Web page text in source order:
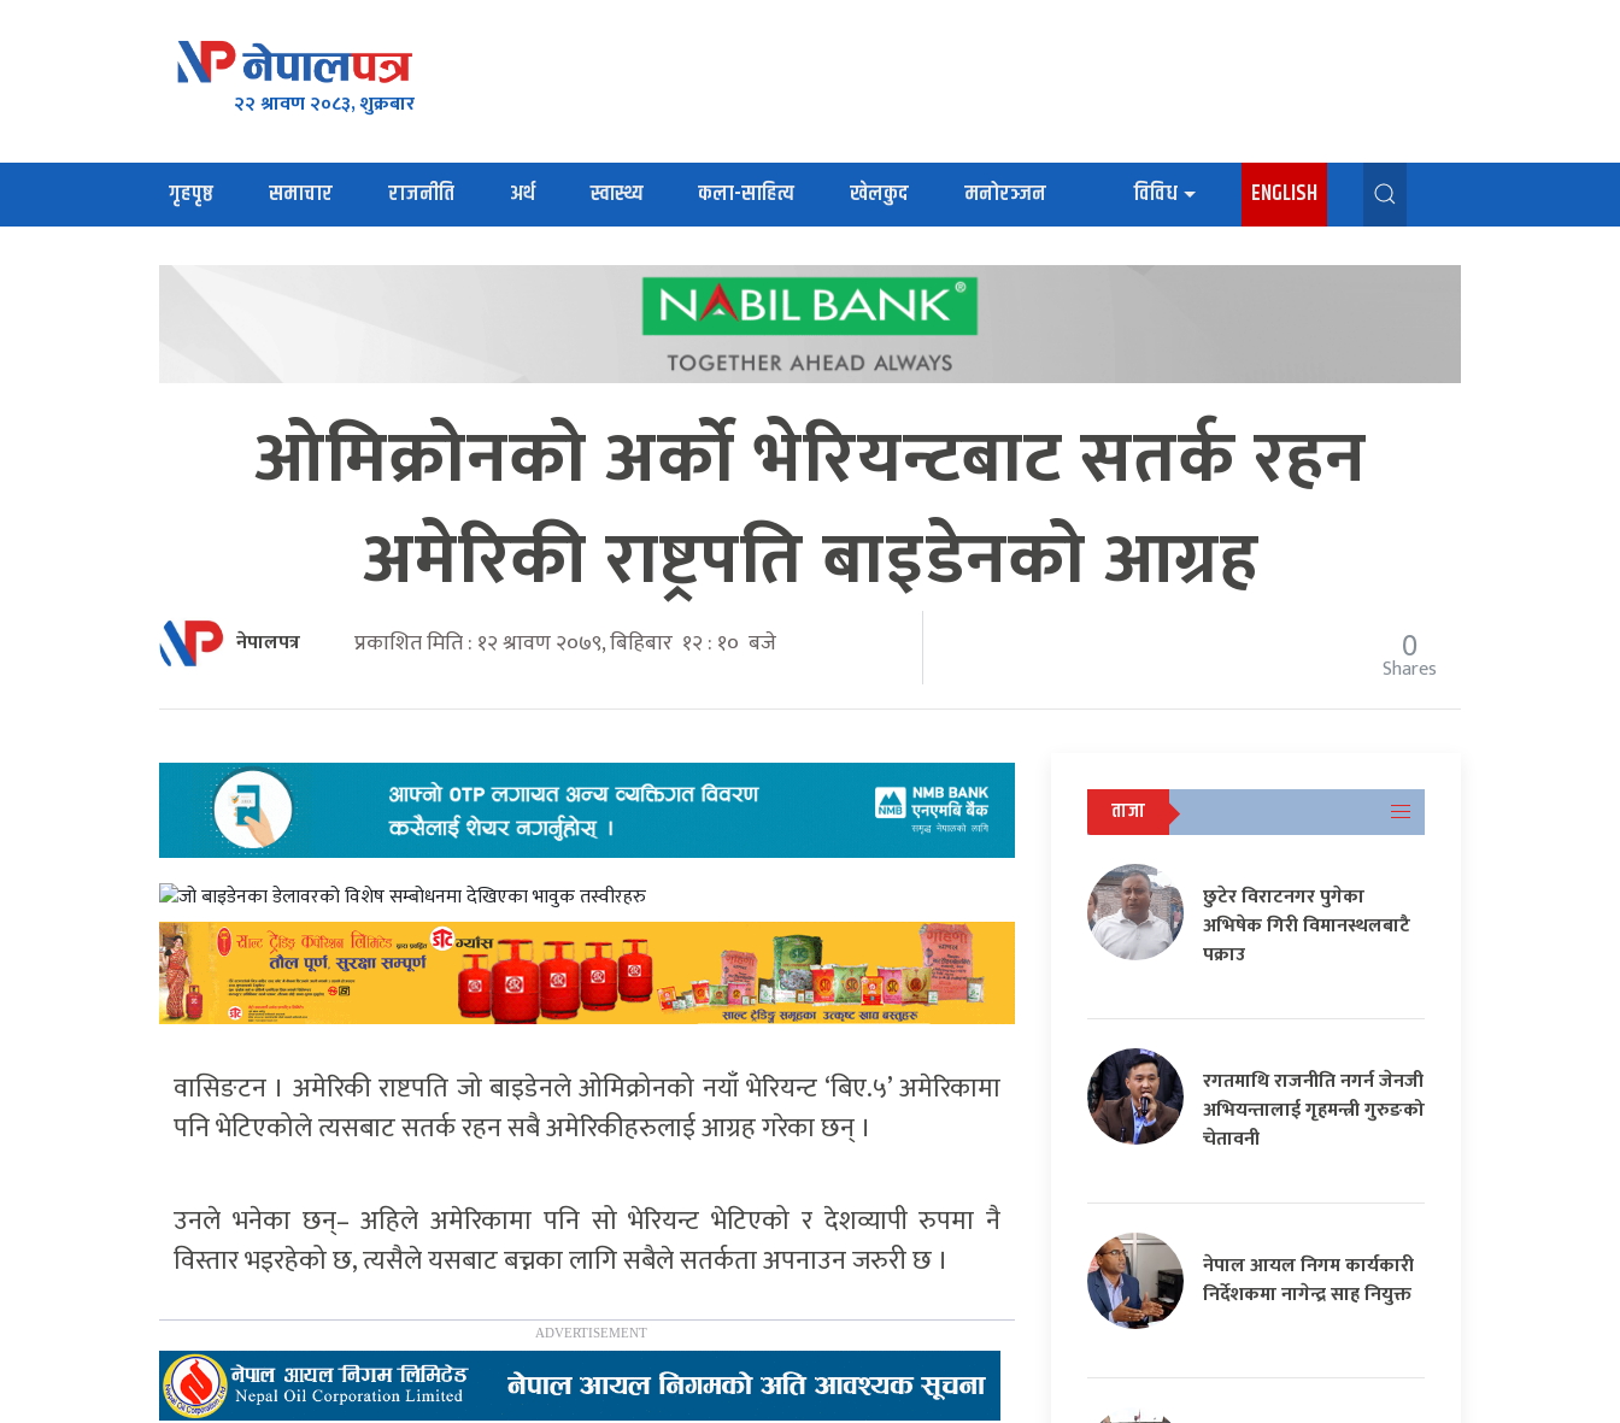
२२ श्रावण २०८३, शुक्रबार
गृहपृष्ठ समाचार राजनीति अर्थ स्वास्थ्य कला-साहित्य खेलकुद मनोरञ्जन विविध ENGLISH
ओमिक्रोनको अर्काे भेरियन्टबाट सतर्क रहन
अमेरिकी राष्ट्रपति बाइडेनको आग्रह
नेपालपत्र प्रकाशित मिति : १२ श्रावण २०७९, बिहिबार १२ : १० बजे 0
Shares
वासिङटन । अमेरिकी राष्टपति जो बाइडेनले ओमिक्रोनको नयाँ भेरियन्ट ‘बिए.५’ अमेरिकामा
पनि भेटिएकोले त्यसबाट सतर्क रहन सबै अमेरिकीहरुलाई आग्रह गरेका छन् ।
उनले भनेका छन्– अहिले अमेरिकामा पनि सो भेरियन्ट भेटिएको र देशव्यापी रुपमा नै
विस्तार भइरहेको छ, त्यसैले यसबाट बच्नका लागि सबैले सतर्कता अपनाउन जरुरी छ ।
ताजा
छुटेर विराटनगर पुगेका
अभिषेक गिरी विमानस्थलबाटै
पक्राउ
रगतमाथि राजनीति नगर्न जेनजी
अभियन्तालाई गृहमन्त्री गुरुङको
चेतावनी
नेपाल आयल निगम कार्यकारी
निर्देशकमा नागेन्द्र साह नियुक्त